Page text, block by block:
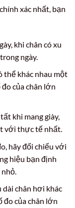
xác nhất, bạn
khi chân có xu
ngày.
thể khác nhau một
của chân lớn
khi mang giày,
với thực tế nhất.
hãy đối chiếu với
hiệu bạn định
chân hơi khác
đo của chân lớn